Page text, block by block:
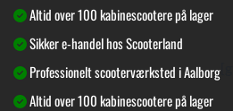
Fortsæt
indhold
Altid over 100 kabinescootere på lager
Sikker e-handel hos Scooterland
Professionelt scooterværksted i Aalborg
Altid over 100 kabinescootere på lager